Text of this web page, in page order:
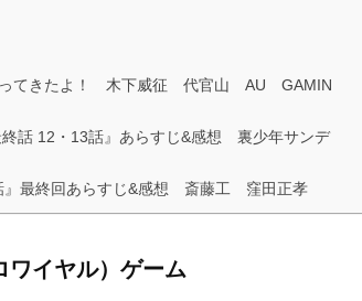
行ってきたよ！ 木下威征 代官山 AU GAMIN
終話 12・13話』あらすじ&感想 裏少年サンデ
』最終回あらすじ&感想 斎藤工 窪田正孝
ワイヤル）ゲーム